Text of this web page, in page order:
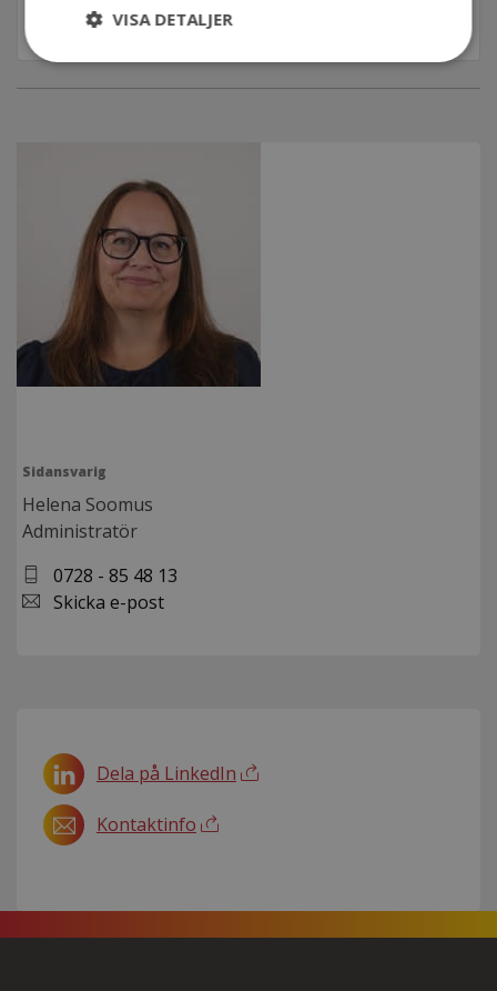
Anmäl dig här
Sidansvarig
Helena Soomus
Administratör
0728 - 85 48 13
Skicka e-post
Dela på LinkedIn
Kontaktinfo
VISA DETALJER